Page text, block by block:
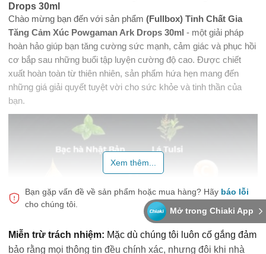
Mở trong Chiaki App
Drops 30ml
Chào mừng bạn đến với sản phẩm (Fullbox) Tinh Chất Gia
Tăng Cảm Xúc Powgaman Ark Drops 30ml - một giải pháp
hoàn hảo giúp bạn tăng cường sức mạnh, cảm giác và phục hồi
cơ bắp sau những buổi tập luyện cường độ cao. Được chiết
xuất hoàn toàn từ thiên nhiên, sản phẩm hứa hẹn mang đến
những giá giải quyết tuyệt vời cho sức khỏe và tinh thần của
bạn.
Xem thêm...
Bạn gặp vấn đề về sản phẩm hoặc mua hàng? Hãy báo lỗi
cho chúng tôi.
Miễn trừ trách nhiệm: Mặc dù chúng tôi luôn cố gắng đảm
bảo rằng mọi thông tin đều chính xác, nhưng đôi khi nhà